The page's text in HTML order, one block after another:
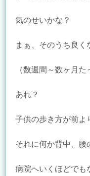
気のせいかな？
まぁ、そのうち良く
（数週間～数ヶ月た
あれ？
子供の歩き方が前よ
それに何か背中、腰
病院へいくほどでも